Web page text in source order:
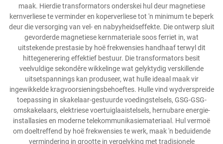
maak. Hierdie transformators onderskei hul deur magnetiese
kernverliese te verminder en koperverliese tot 'n minimum te beperk
deur die versorging van vel- en nabyyheidseffekte. Die ontwerp sluit
gevorderde magnetiese kernmateriale soos ferriet in, wat
uitstekende prestasie by hoë frekwensies handhaaf terwyl dit
hittegenerering effektief bestuur. Die transformators besit
veelvuldige sekondêre wikkelinge wat gelyktydig verskillende
uitsetspannings kan produseer, wat hulle ideaal maak vir
ingewikkelde kragvoorsieningsbehoeftes. Hulle vind wydverspreide
toepassing in skakelaar-gestuurde voedingstelsels, GSG-GSG-
omskakelaars, elektriese voertuiglaaistelsels, hernubare energie-
installasies en moderne telekommunikasiemateriaal. Hul vermoë
om doeltreffend by hoë frekwensies te werk, maak 'n beduidende
vermindering in grootte in vergelyking met tradisionele